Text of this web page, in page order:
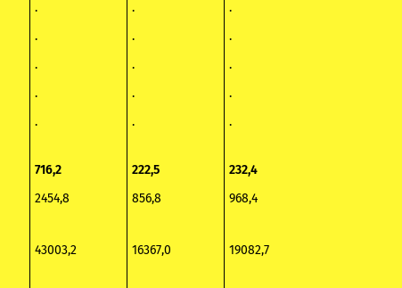
. .
.
. .
.
. .
.
. .
.
. .
.
716,2 222,5
232,4
2454,8 856,8
968,4
43003,2 16367,0
19082,7